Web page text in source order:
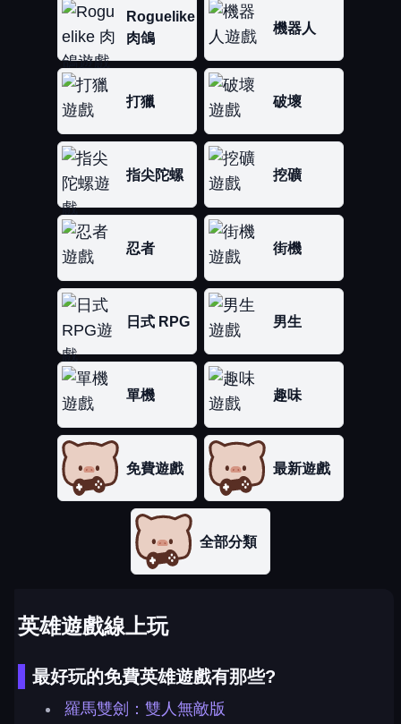
Roguelike
肉鴿
機器人
打獵 破壞
指尖陀螺 挖礦
忍者 街機
日式 RPG 男生
單機 趣味
免費遊戲 最新遊戲
全部分類
英雄遊戲線上玩
最好玩的免費英雄遊戲有那些?
羅馬雙劍：雙人無敵版